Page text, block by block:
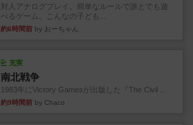
対人アナログプレイ。簡単なルールで誰とでも遊
べるゲーム。こんなの子ども...
約6時間前 by おーちゃん
充実
南北戦争
1983年にVictory Gamesが出版した『The Civil ...
約9時間前 by Chaco